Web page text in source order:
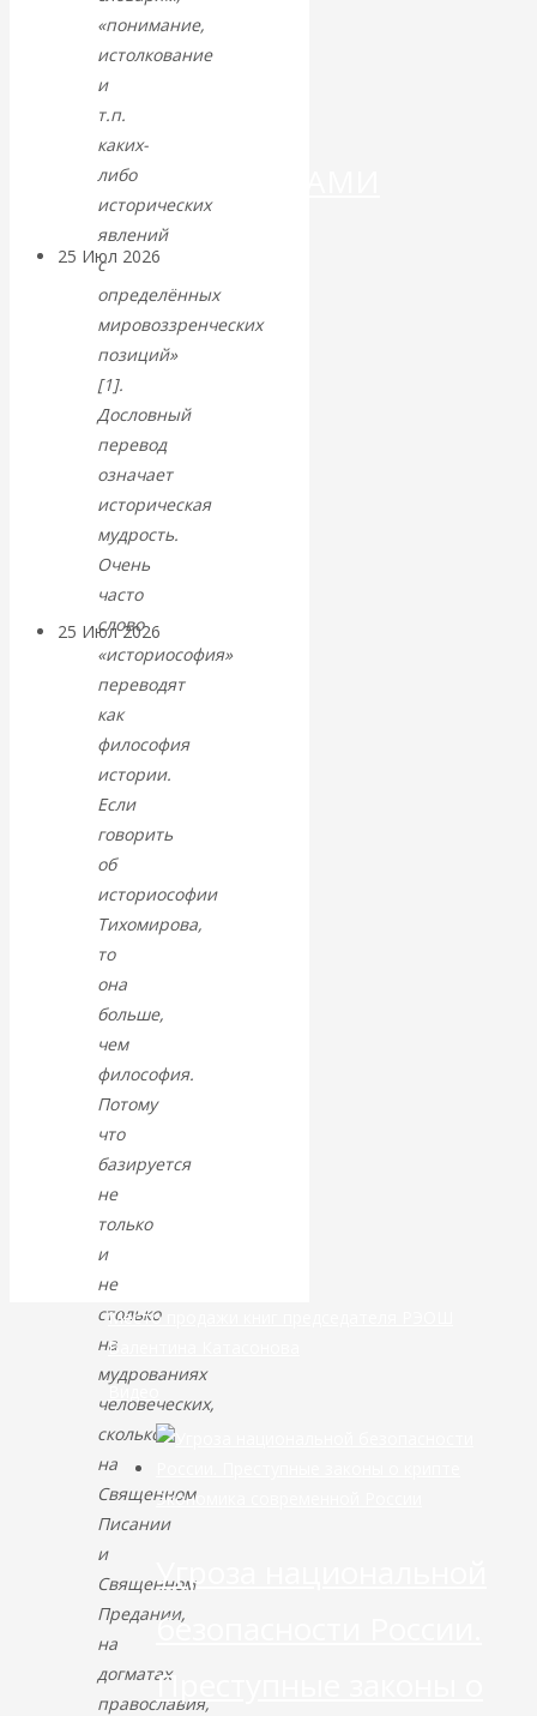
ДЕНЕГ»: КИТАЙ
ВЕДЁТ БОРЬБУ
КРИПТОВАЛЮТАМИ
25 Июл 2026
Валентин
КАтасонов.
Может ли
Америка
покинуть НАТО?
25 Июл 2026
интервью и беседы
«Об этом
молчат»:
экономист
Валентин
Катасонов
считает, что
кризис в
банковской
сфере России
уже начался
«понимание,
истолкование
и
т.п.
каких-
либо
исторических
явлений
с
определённых
мировоззренческих
позиций»
[1].
Дословный
перевод
означает
историческая
мудрость.
Очень
часто
слово
«историософия»
переводят
как
философия
истории.
Если
говорить
об
историософии
Тихомирова,
то
она
больше,
чем
философия.
Потому
что
базируется
не
только
и
не
столько
на
мудрованиях
человеческих,
сколько
на
Священном
Писании
и
Священном
Предании,
на
догматах
православия,
Место продажи книг председателя РЭОШ
Валентина Катасонова
Видео
Экономика современной России
Угроза национальной
безопасности России.
Преступные законы о